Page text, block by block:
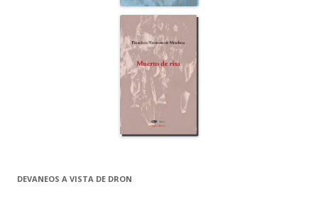
DEVANEOS A VISTA DE DRON